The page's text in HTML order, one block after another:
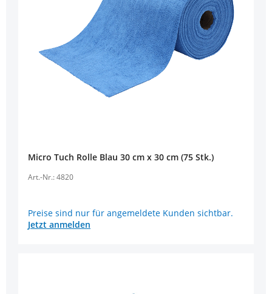
Micro Tuch Rolle Blau 30 cm x 30 cm (75 Stk.)
Art.-Nr.: 4820
Preise sind nur für angemeldete Kunden sichtbar.
Jetzt anmelden